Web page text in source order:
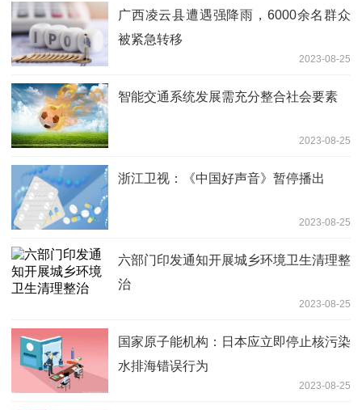
广西凌云县遭遇强降雨，6000余名群众
被紧急转移
2023-08-25
智能交通系统发展需充分整合社会要素
2023-08-25
浙江卫视：《中国好声音》暂停播出
2023-08-25
六部门印发通知开展城乡环境卫生清理整
治
2023-08-25
国家原子能机构：日本应立即停止核污染
水排海错误行为
2023-08-25